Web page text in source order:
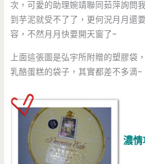
次，可愛的助理婉靖聯同茹萍詢問
到芋泥就受不了了，更何況月月還
容，不然月月快要開天窗了~
上面這張圖是弘宇所附贈的塑膠袋
乳酪蛋糕的袋子，其實都差不多滴~
濃